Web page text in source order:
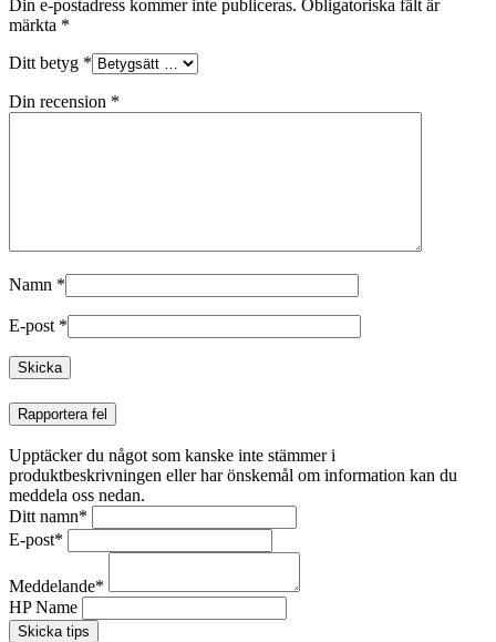
Din e-postadress kommer inte publiceras. Obligatoriska fält är
märkta *
Ditt betyg *
Din recension *
Namn *
E-post *
Rapportera fel
Upptäcker du något som kanske inte stämmer i
produktbeskrivningen eller har önskemål om information kan du
meddela oss nedan.
Ditt namn*
E-post*
Meddelande*
HP Name
Skicka tips